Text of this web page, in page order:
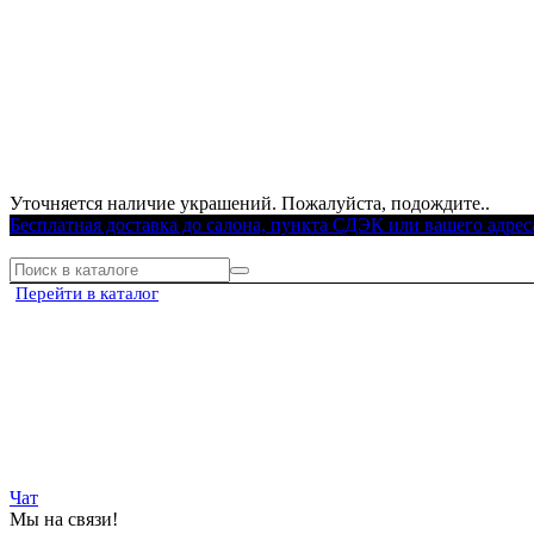
Уточняется наличие украшений. Пожалуйста, подождите..
Бесплатная доставка до салона, пункта СДЭК или вашего
Перейти в каталог
Чат
Мы на связи!